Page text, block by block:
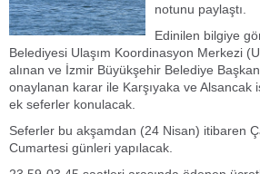
notunu paylaştı.
Edinilen bilgiye
Belediyesi Ulaşım Koordinasyon Merkezi
alınan ve İzmir Büyükşehir Belediye
onaylanan karar ile Karşıyaka ve Alsancak
ek seferler konulacak.
Seferler bu akşamdan (24 Nisan) itibaren
Cumartesi günleri yapılacak.